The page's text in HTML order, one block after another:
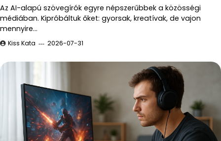
Az AI-alapú szövegírók egyre népszerűbbek a közösségi
médiában. Kipróbáltuk őket: gyorsak, kreatívak, de vajon
mennyire…
Kiss Kata 2026-07-31